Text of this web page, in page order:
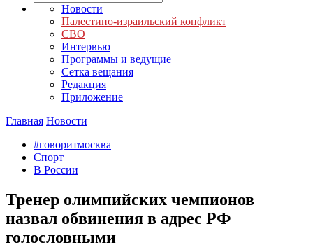
Новости
Палестино-израильский конфликт
СВО
Интервью
Программы и ведущие
Сетка вещания
Редакция
Приложение
Главная Новости
#говоритмосква
Спорт
В России
Тренер олимпийских чемпионов
назвал обвинения в адрес РФ
голословными